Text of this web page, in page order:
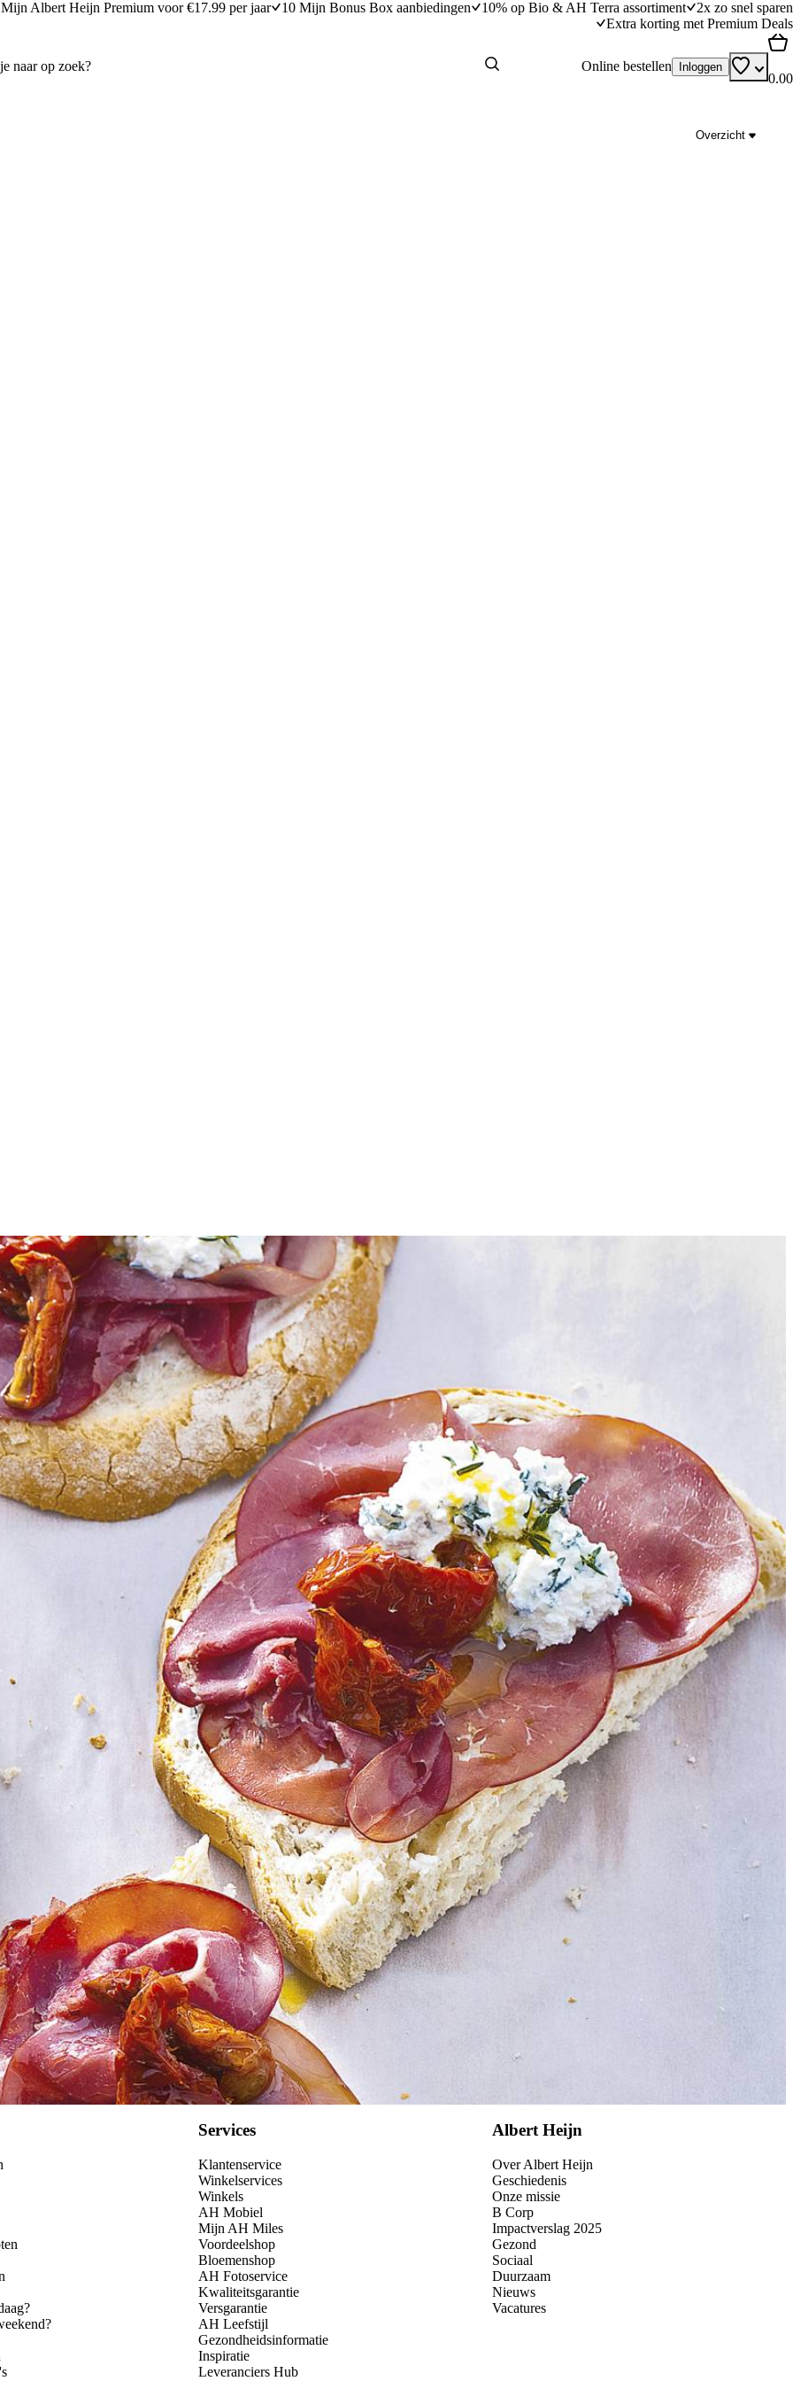
Mijn Albert Heijn Premium voor €17.99 per jaar 10 Mijn Bonus Box aanbiedingen 10% op Bio & AH Terra assortiment
2x zo snel sparen
Extra korting met Premium Deals
Online bestellen Inloggen
0.00
Overzicht
Kies producten
en tijm. Verdeel het runderrookvlees, de tijmricotta en de semi-zongedroogde tomaten over het brood. Besprenkel eventueel met wat
Wat vond je van dit recept?
Services
Klantenservice
Winkelservices
Winkels
AH Mobiel
Mijn AH Miles
Voordeelshop
Bloemenshop
AH Fotoservice
Kwaliteitsgarantie
Versgarantie
AH Leefstijl
Gezondheidsinformatie
Inspiratie
Leveranciers Hub
Albert Heijn
Over Albert Heijn
Geschiedenis
Onze missie
B Corp
Impactverslag 2025
Gezond
Sociaal
Duurzaam
Nieuws
Vacatures